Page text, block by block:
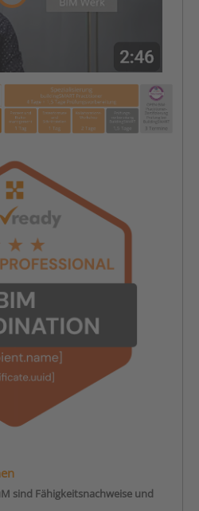
sind Fähigkeitsnachweise und